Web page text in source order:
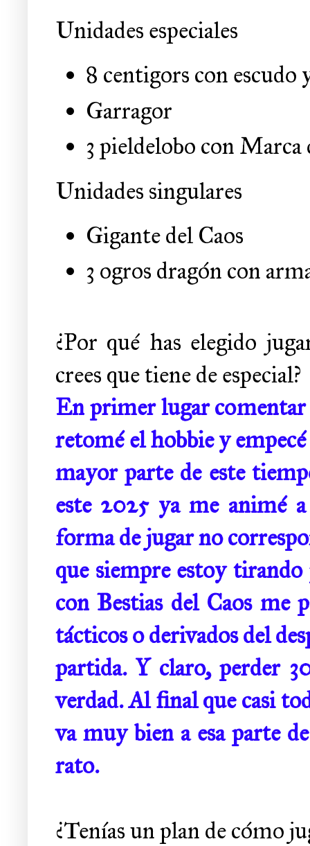
Unidades especiales
8 centigors con escudo
Garragor
3 pieldelobo con
Unidades singulares
Gigante del Caos
3 ogros dragón con
¿Por qué has elegido
crees que tiene de especial?
En primer lugar comentar
retomé el hobbie y
mayor parte de este
este 2025 ya me animé
forma de jugar no
que siempre estoy tirando
con Bestias del Caos me
tácticos o derivados del
partida. Y claro, perder
verdad. Al final que casi
va muy bien a esa parte
rato.
¿Tenías un plan de cómo